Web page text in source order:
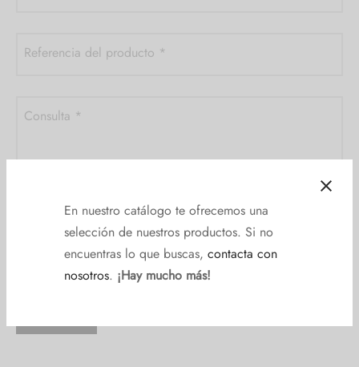
En nuestro catálogo te ofrecemos una
selección de nuestros productos. Si no
encuentras lo que buscas, contacta con
nosotros. ¡Hay mucho más!
Referencia del producto *
Consulta *